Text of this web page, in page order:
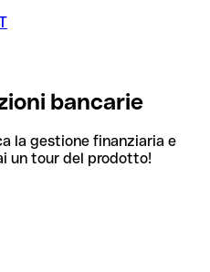
bancarie
la gestione finanziaria e
un tour del prodotto!